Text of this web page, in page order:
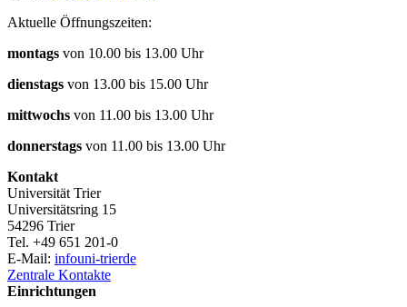
Aktuelle Öffnungszeiten:
montags von 10.00 bis 13.00 Uhr
dienstags von 13.00 bis 15.00 Uhr
mittwochs von 11.00 bis 13.00 Uhr
donnerstags von 11.00 bis 13.00 Uhr
Kontakt
Universität Trier
Universitätsring 15
54296 Trier
Tel. +49 651 201-0
E-Mail: infouni-trierde
Zentrale Kontakte
Einrichtungen